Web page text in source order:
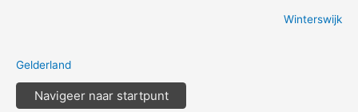
Winterswijk
Gelderland
Navigeer naar startpunt